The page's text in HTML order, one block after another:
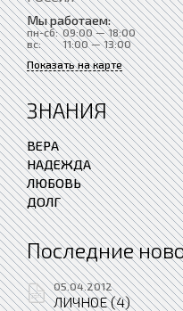
Мы работаем:
пн-сб: 09:00 — 18:00
вс:
11:00 — 13:00
Показать на карте
ЗНАНИЯ
ВЕРА
НАДЕЖДА
ЛЮБОВЬ
ДОЛГ
Последние
05.04.2012
ЛИЧНОЕ (4)